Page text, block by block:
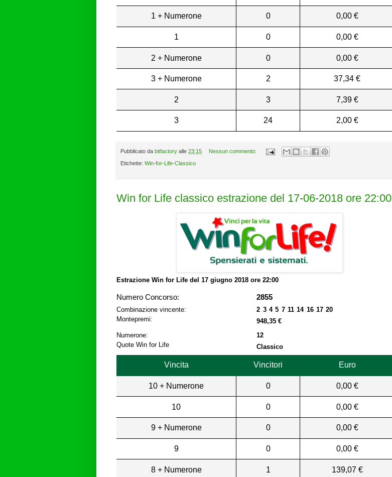
1 + Numerone 0 0,00 €
1 0 0,00 €
2 + Numerone 0 0,00 €
3 + Numerone 2 37,34 €
2 3 7,39 €
3 24 2,00 €
Pubblicato da bitfactory alle 23:15 Nessun commento:
Etichette: Win-for-Life-Classico
Win for Life classico estrazione del 17-06-2018 ore 22:00
Estrazione Win for Life del 17 giugno 2018 ore 22:00
Numero Concorso: 2855
Combinazione vincente:
2 3 4 5 7 11 14 16 17 20
Montepremi:
948,35 €
Numerone:
12
Quote Win for Life
Classico
Vincita Vincitori Euro
10 + Numerone 0 0,00 €
10 0 0,00 €
9 + Numerone 0 0,00 €
9 0 0,00 €
8 + Numerone 1 139,07 €